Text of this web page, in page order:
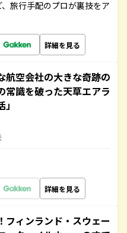
旅行手配のプロが裏技をア
詳細を見る
航空会社の大きな奇跡の
識を破った天草エアラ
詳細を見る
フィンランド・スウェー